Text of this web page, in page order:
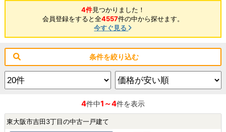
4件見つかりました！
会員登録をすると全4557件の中から探せます。
今すぐ見る
条件を絞り込む
4件中1～4件を表示
東大阪市吉田3丁目の中古一戸建て